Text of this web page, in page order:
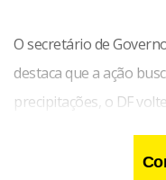
O secretário de
destaca que a ação
precipitações, o DF
“O GDF está
objetivo de que o